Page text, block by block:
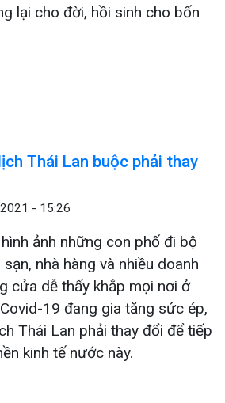
lại cho đời, hồi sinh cho bốn
Thái Lan buộc phải thay
- 15:26
ảnh những con phố đi bộ
nhà hàng và nhiều doanh
cửa dễ thấy khắp mọi nơi ở
19 đang gia tăng sức ép,
Thái Lan phải thay đổi để tiếp
kinh tế nước này.